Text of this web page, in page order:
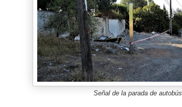
Señal de la parada de autobús